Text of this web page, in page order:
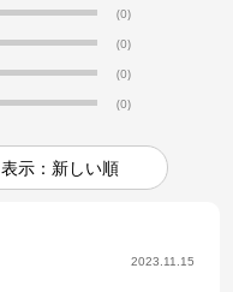
(0)
(0)
(0)
(0)
表示：新しい順
2023.11.15